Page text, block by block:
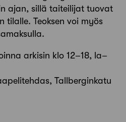
ajan, sillä taiteilijat tuovat
tilalle. Teoksen voi myös
arkisin klo 12–18, la–
Tallberginkatu